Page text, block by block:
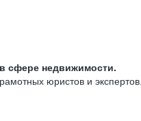
сфере недвижимости.
юристов и